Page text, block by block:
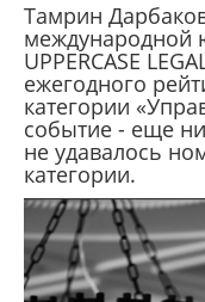
Тамрин
международной
UPPERCASE
ежегодного
категории
событие - еще
не удавалось
категории.